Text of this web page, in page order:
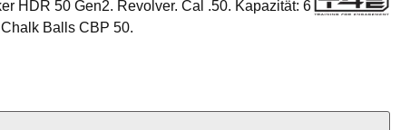
HDR 50 Gen2. Revolver. Cal .50. Kapazität: 6
Balls CBP 50.